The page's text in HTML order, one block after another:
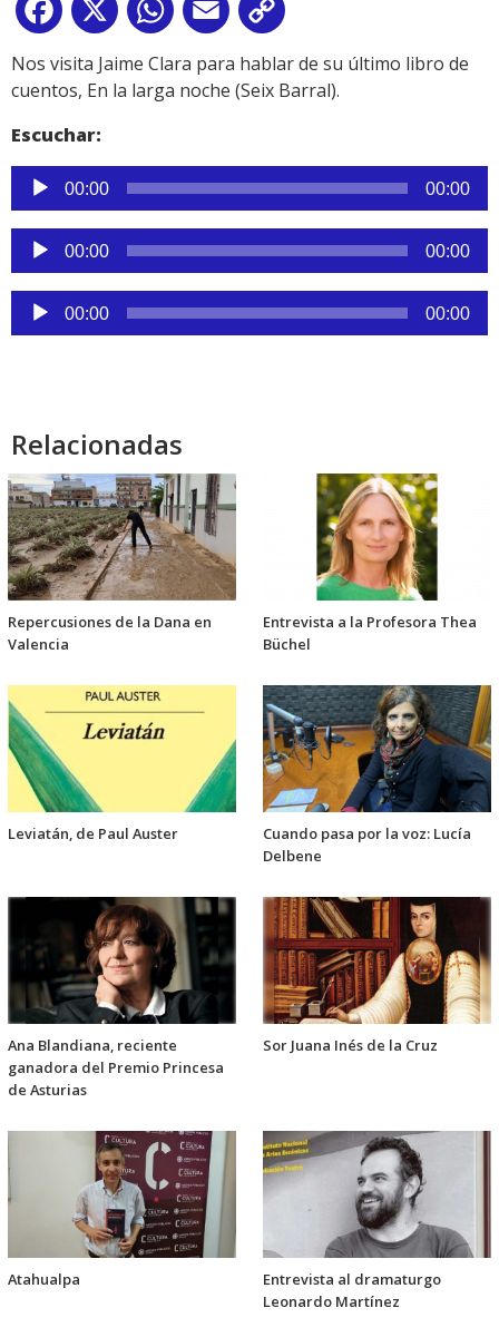
Facebook
X WhatsApp
Email
Link
Nos visita Jaime Clara para hablar de su último libro de
cuentos, En la larga noche (Seix Barral).
Escuchar:
Reproductor
de
audio
00:00 00:00
Reproductor
de
audio
00:00 00:00
Reproductor
de
00:00 00:00
Relacionadas
Repercusiones de la Dana en
Valencia
Entrevista a la Profesora Thea
Büchel
Leviatán, de Paul Auster
Cuando pasa por la voz: Lucía
Delbene
Ana Blandiana, reciente
ganadora del Premio Princesa
de Asturias
Sor Juana Inés de la Cruz
Atahualpa
Entrevista al dramaturgo
Leonardo Martínez